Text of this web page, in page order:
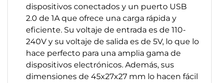
dispositivos conectados y un puerto USB
2.0 de 1A que ofrece una carga rápida y
eficiente. Su voltaje de entrada es de 110-
240V y su voltaje de salida es de 5V, lo que lo
hace perfecto para una amplia gama de
dispositivos electrónicos. Además, sus
dimensiones de 45x27x27 mm lo hacen fácil